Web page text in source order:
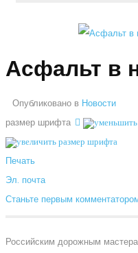
Асфальт в
Опубликовано в Новости
размер шрифта
Печать
Эл. почта
Станьте первым
Российским дорожным